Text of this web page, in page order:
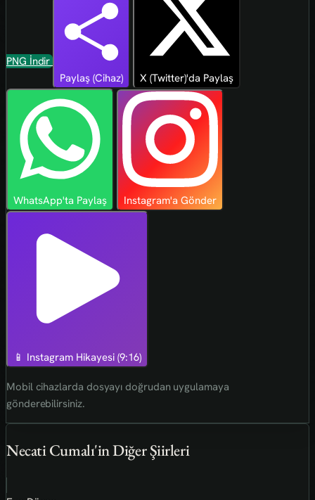
PNG İndir
Paylaş (Cihaz)
X (Twitter)'da Paylaş
WhatsApp'ta Paylaş Instagram'a Gönder
📱 Instagram Hikayesi (9:16)
Mobil cihazlarda dosyayı doğrudan uygulamaya
gönderebilirsiniz.
Necati Cumalı'in Diğer Şiirleri